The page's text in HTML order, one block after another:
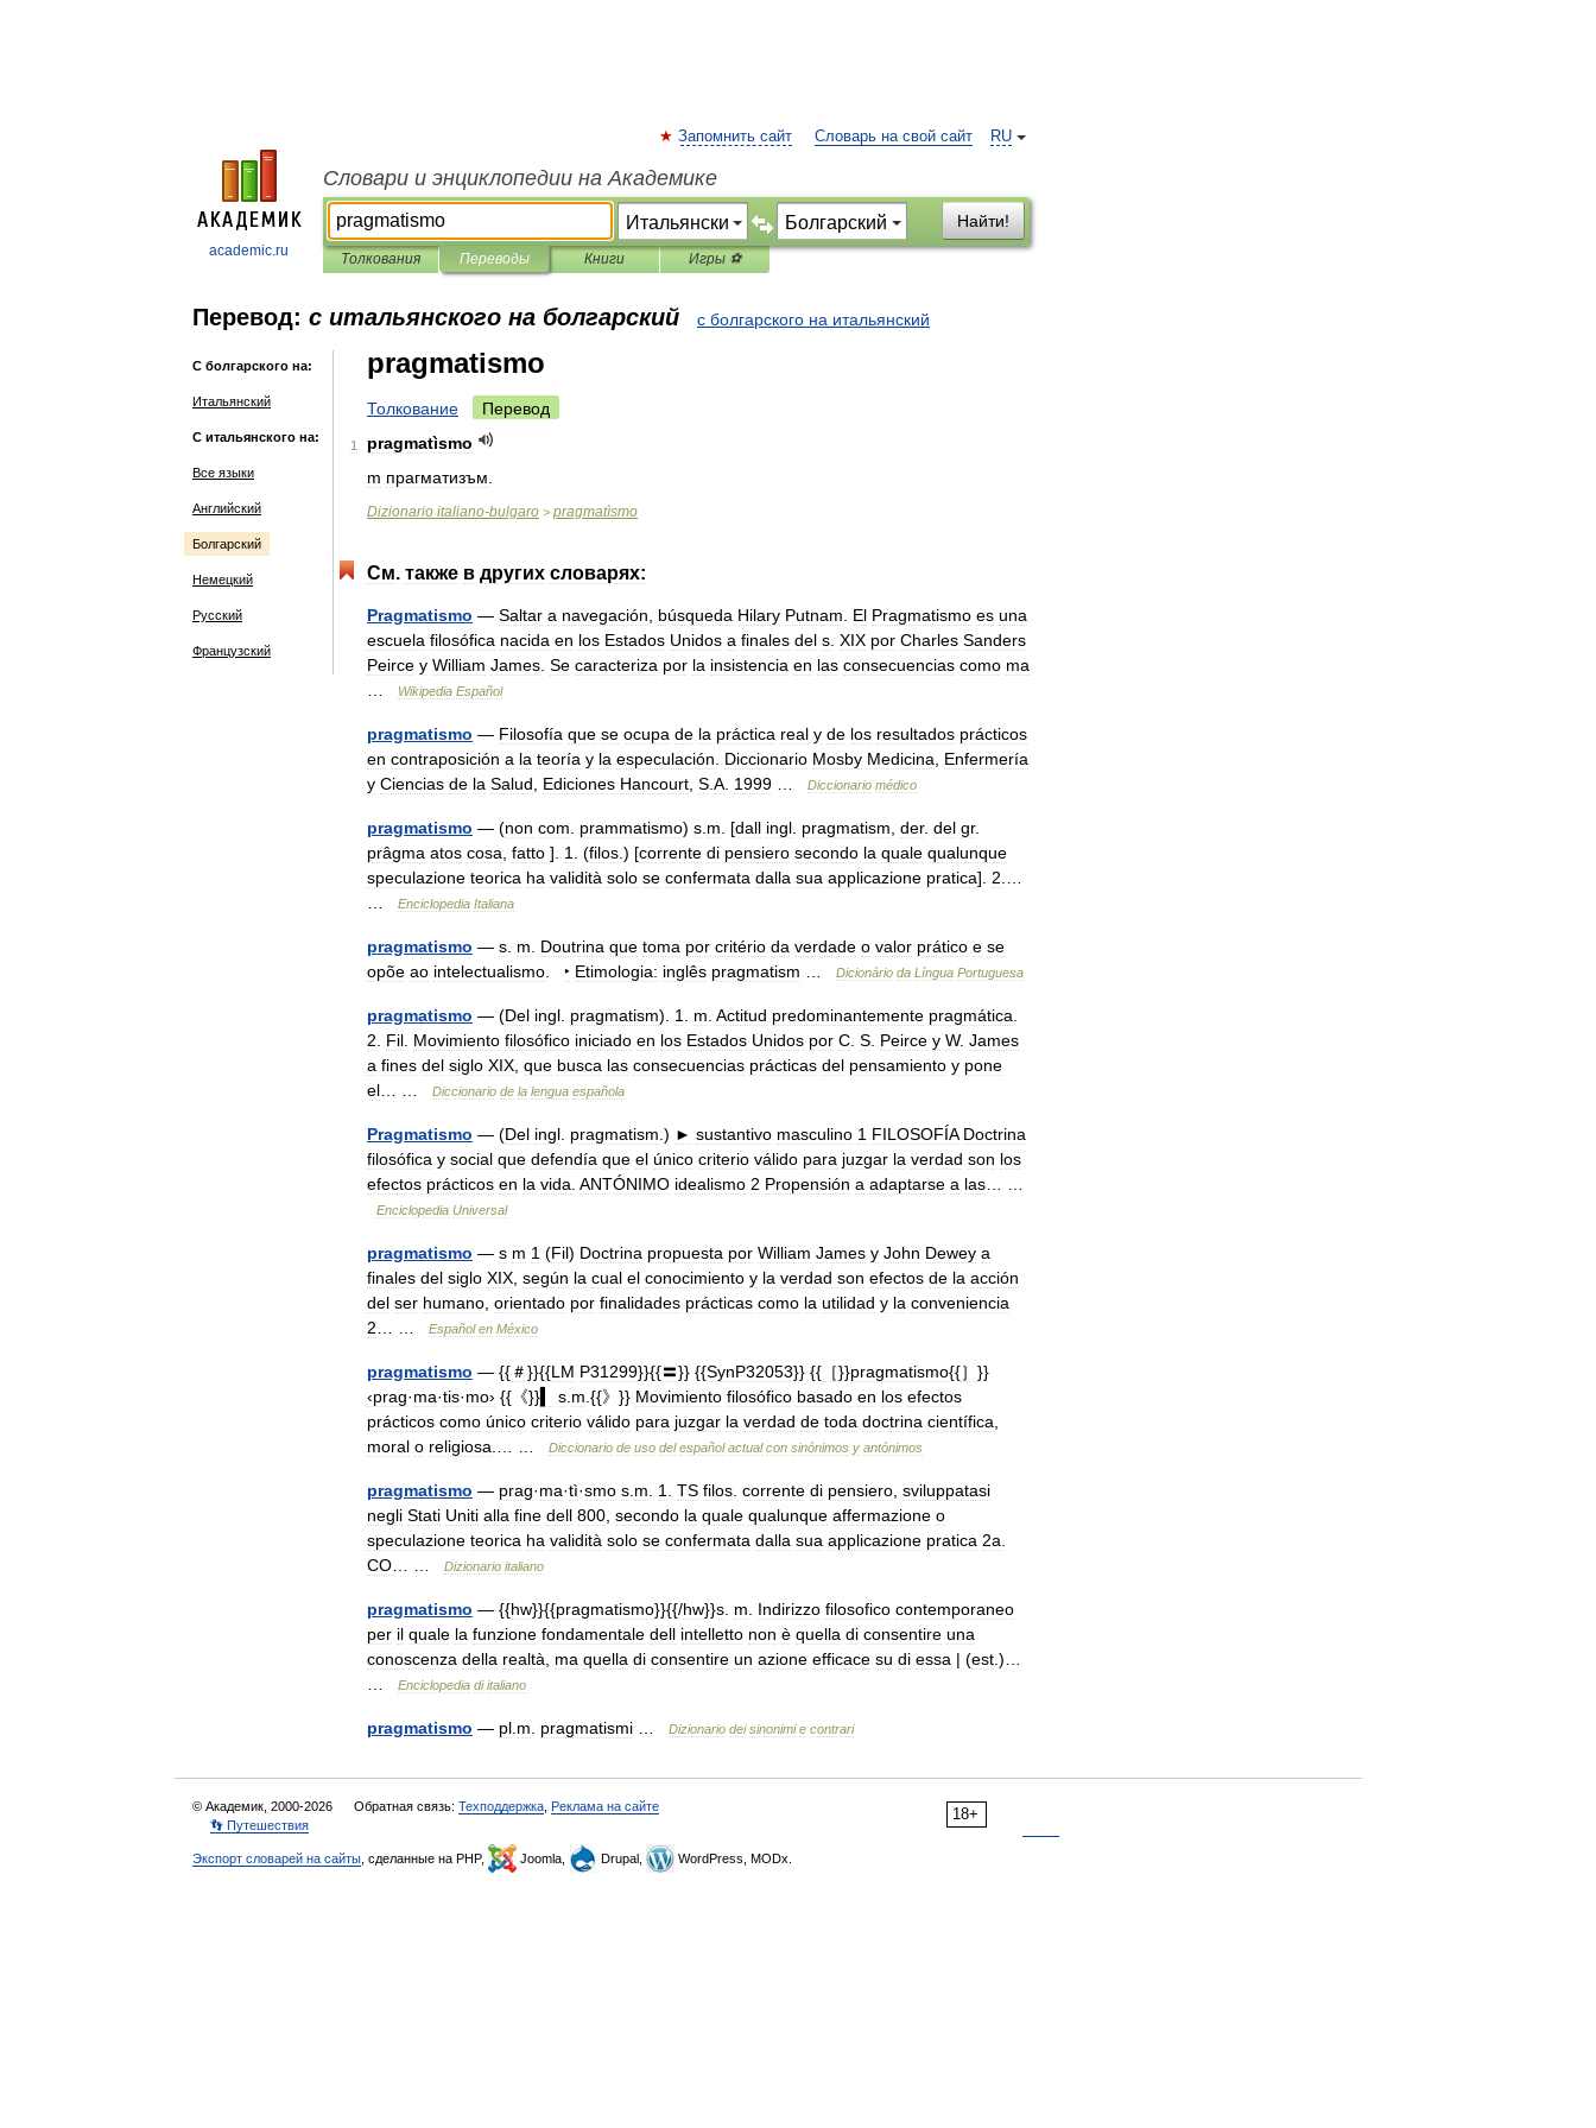
academic.ru
RU
Запомнить сайт Словарь на свой сайт
Словари и энциклопедии на Академике
Найти!
Толкования Переводы Книги Игры ⚽
Перевод: с итальянского на болгарский с болгарского на итальянский
С болгарского на:
Итальянский
С итальянского на:
Все языки
Английский
Болгарский
Немецкий
Русский
Французский
pragmatismo
Толкование Перевод
1
pragmatìsmo
m прагматизъм
Dizionario italiano-bulgaro > pragmatìsmo
См. также в других словарях:
Pragmatismo — Saltar a navegación búsqueda Hilary Putnam El Pragmatismo es una
escuela filosófica nacida en los Estados Unidos a finales del s XIX por Charles Sanders
Peirce y William James Se caracteriza por la insistencia en las consecuencias como ma
Wikipedia Español
pragmatismo — Filosofía que se ocupa de la práctica real y de los resultados prácticos
en contraposición a la teoría y la especulación Diccionario Mosby Medicina
Enfermería
y Ciencias de la Salud Ediciones Hancourt S A 1999 Diccionario médico
pragmatismo — (non com prammatismo) s m . [dall ingl pragmatism der. del gr.
prâgma atos cosa fatto ]. 1 . (filos .) [corrente di pensiero secondo la quale qualunque
speculazione teorica ha validità solo se confermata dalla sua applicazione pratica]. 2
Enciclopedia Italiana
pragmatismo — s m Doutrina que toma por critério da verdade o valor prático e se
opõe ao intelectualismo ‣ Etimologia: inglês pragmatism Dicionário da Língua Portuguesa
pragmatismo — (Del ingl pragmatism). 1 m Actitud predominantemente pragmática
2
Fil Movimiento filosófico iniciado en los Estados Unidos por C S Peirce y W. James
a fines del siglo XIX que busca las consecuencias prácticas del pensamiento y pone
el
Diccionario de la lengua española
Pragmatismo — (Del ingl pragmatism .) ► sustantivo masculino 1 FILOSOFÍA Doctrina
filosófica y social que defendía que el único criterio válido para juzgar la verdad son los
efectos prácticos en la vida ANTÓNIMO idealismo 2 Propensión a adaptarse a las
Enciclopedia Universal
pragmatismo — s m 1 (Fil) Doctrina propuesta por William James y John Dewey a
finales del siglo XIX según la cual el conocimiento y la verdad son efectos de la acción
del ser humano orientado por finalidades prácticas como la utilidad y la conveniencia
2
Español en México
pragmatismo — {{＃}}{{LM P31299}}{{〓}} {{SynP32053}} {{ ［}}pragmatismo{{］ }}
‹prag·ma·tis·mo› {{《}} s m .{{》}} Movimiento filosófico basado en los efectos
prácticos como único criterio válido para juzgar la verdad de toda doctrina científica
moral o religiosa Diccionario de uso del español actual con sinónimos y antónimos
pragmatismo — prag·ma·tì·smo s m 1 TS filos corrente di pensiero sviluppatasi
negli Stati Uniti alla fine dell 800 secondo la quale qualunque affermazione o
speculazione teorica ha validità solo se confermata dalla sua applicazione pratica 2a
CO
Dizionario italiano
pragmatismo — {{hw}}{{pragmatismo}}{{/hw}}s m Indirizzo filosofico contemporaneo
per il quale la funzione fondamentale dell intelletto non è quella di consentire una
conoscenza della realtà ma quella di consentire un azione efficace su di essa | (est .)…
Enciclopedia di italiano
pragmatismo — pl m pragmatismi Dizionario dei sinonimi e contrari
18+
© Академик, 2000-2026 Обратная связь: Техподдержка Реклама на сайте
👣 Путешествия
Экспорт словарей на сайты , сделанные на PHP, Joomla, Drupal, WordPress, MODx.